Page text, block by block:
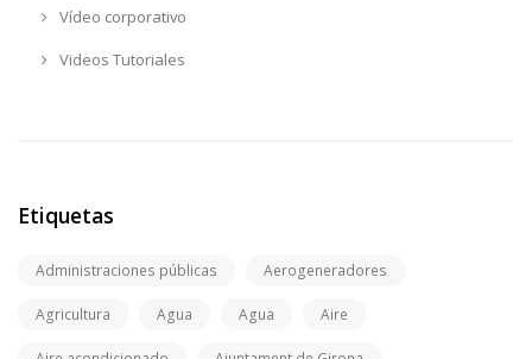
Vídeo corporativo
Videos Tutoriales
Etiquetas
Administraciones públicas Aerogeneradores
Agricultura Agua Agua Aire